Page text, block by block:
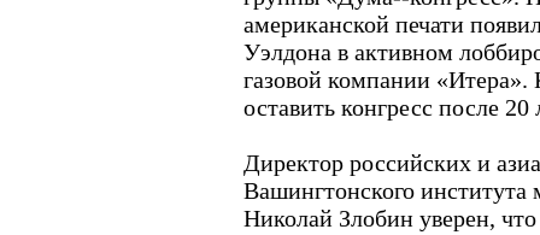
американской печати
Уэлдона в активном
газовой компании
оставить конгресс после
Директор российских и
Вашингтонского института
Николай Злобин уверен,